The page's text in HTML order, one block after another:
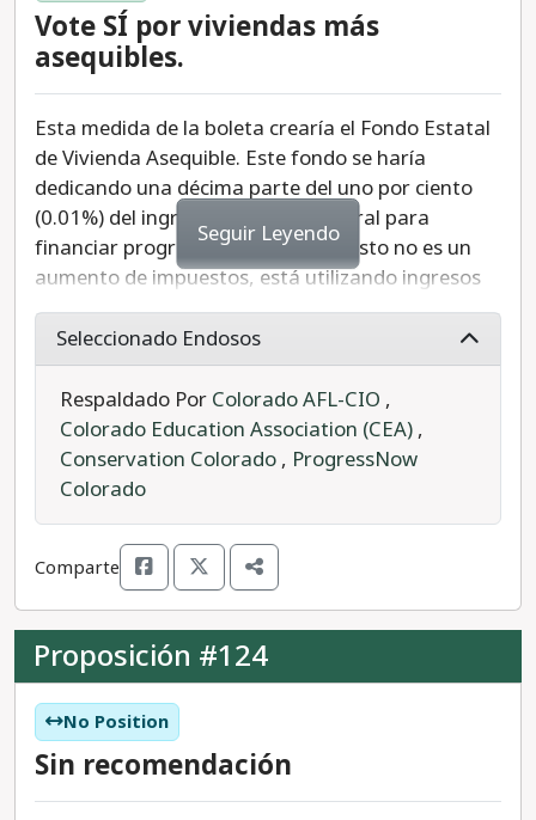
simple de votos a favor para ser aprobada.
Respaldamos esta medida porque despenalizar la
psilocibina y las medicinas naturales es un paso
Vote SÍ por viviendas más
asequibles.
Esta medida de la boleta crearía el Fondo Estatal
de Vivienda Asequible. Este fondo se haría
dedicando una décima parte del uno por ciento
(0.01%) del ingreso tributable federal para
financiar programas de vivienda. Esto no es un
aumento de impuestos, está utilizando ingresos
sujetos a impuestos federales para financiar
programas de vivienda e iniciativas de vivienda.
Por ejemplo, este financiamiento pagaría 5 cosas
principales: un programa de equidad de vivienda,
programas de deuda para desarrollos de alquiler
multifamiliares de ingresos bajos a medianos, un
programa de propiedad de vivienda asequible al
proporcionar asistencia para el pago inicial y
crear subvenciones para gobiernos locales y
préstamos para organizaciones sin fines de lucro.
organizaciones para adquirir y mantener terrenos
para el desarrollo de viviendas asequibles.
No es ningún secreto que Colorado enfrenta
problemas de vivienda sin precedentes, es vital
que tengamos enfoques múltiples para nuestros
Seguir Leyendo
Seleccionado Endosos
Respaldado Por Colorado AFL-CIO ,
Colorado Education Association (CEA),
Conservation Colorado, ProgressNow
Colorado
Comparte
Proposición #124
No Position
Sin recomendación